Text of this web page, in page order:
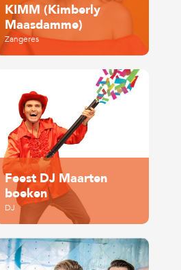
KIMM (Kimberly
Maasdamme)
Zangeres
Feest DJ Maarten
boeken
DJ